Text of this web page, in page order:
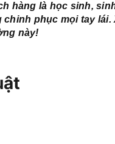
hàng là học sinh,
chinh phục mọi tay
này!